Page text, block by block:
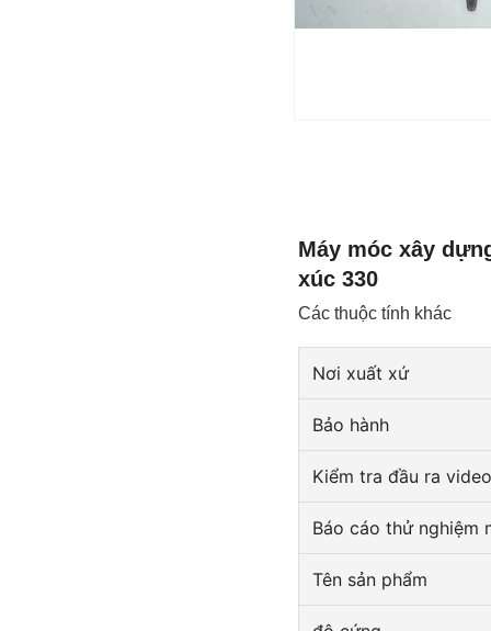
Máy móc xây
xúc 330
Các thuộc tính khác
Nơi xuất xứ
Bảo hành
Kiểm tra đầu ra video
Báo cáo thử nghiệm
Tên sản phẩm